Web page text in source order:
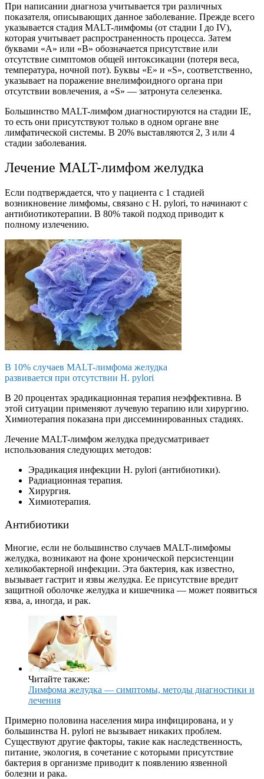
При написании диагноза учитывается три различных
показателя, описывающих данное заболевание. Прежде всего
указывается стадия MALT-лимфомы (от стадии I до IV),
которая учитывает распространенность процесса. Затем
буквами «А» или «В» обозначается присутствие или
отсутствие симптомов общей интоксикации (потеря веса,
температура, ночной пот). Буквы «E» и «S», соответственно,
указывает на поражение внелимфоидного органа при
отсутствии вовлечения, а «S» — затронута селезенка.
Большинство MALT-лимфом диагностируются на стадии IE,
то есть они присутствуют только в одном органе вне
лимфатической системы. В 20% выставляются 2, 3 или 4
стадии заболевания.
Лечение MALT-лимфом желудка
Если подтверждается, что у пациента с 1 стадией
возникновение лимфомы, связано с H. pylori, то начинают с
антибиотикотерапии. В 80% такой подход приводит к
полному излечению.
В 10% случаев MALT-лимфома желудка
развивается при отсутствии H. pylori
В 20 процентах эрадикационная терапия неэффективна. В
этой ситуации применяют лучевую терапию или хирургию.
Химиотерапия показана при диссеминированных стадиях.
Лечение MALT-лимфом желудка предусматривает
использования следующих методов:
Эрадикация инфекции H. pylori (антибиотики).
Радиационная терапия.
Хирургия.
Химиотерапия.
Антибиотики
Многие, если не большинство случаев MALT-лимфомы
желудка, возникают на фоне хронической персистенции
хеликобактерной инфекции. Эта бактерия, как известно,
вызывает гастрит и язвы желудка. Ее присутствие вредит
защитной оболочке желудка и кишечника — может появиться
язва, а, иногда, и рак.
Читайте также:
Лимфома желудка — симптомы, методы диагностики и
лечения
Примерно половина населения мира инфицирована, и у
большинства H. pylori не вызывает никаких проблем.
Существуют другие факторы, такие как наследственность,
питание, экология, в сочетание с которыми присутствие
бактерия в организме приводит к появлению язвенной
болезни и рака.